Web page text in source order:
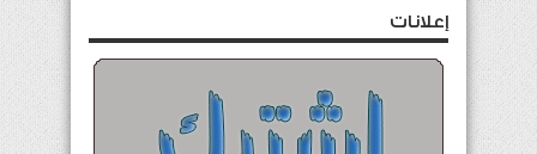
إعلانات